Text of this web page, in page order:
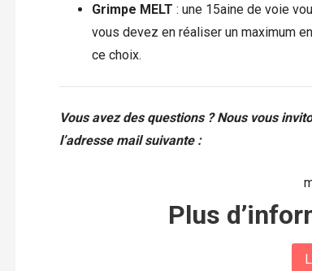
Grimpe MELT : une 15aine de voie
vous devez en réaliser un maximum
ce choix.
Vous avez des questions ? Nous vous
l’adresse mail suivante :
Plus